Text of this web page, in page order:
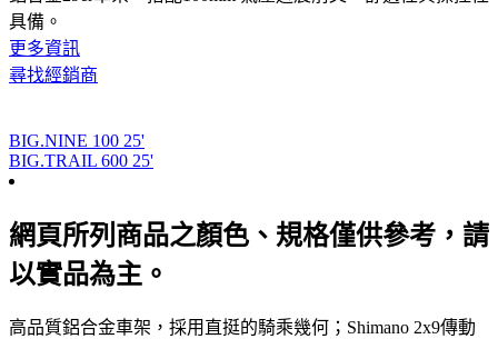
具備。
更多資訊
尋找經銷商
BIG.NINE 100 25'
BIG.TRAIL 600 25'
網頁所列商品之顏色、規格僅供參考，請
以實品為主。
高品質鋁合金車架，採用直挺的騎乘幾何；Shimano 2x9傳動